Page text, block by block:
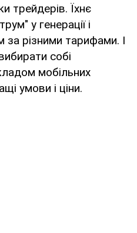
трейдерів. Їхнє
у генерації і
різними тарифами. І
собі
мобільних
умови і ціни.